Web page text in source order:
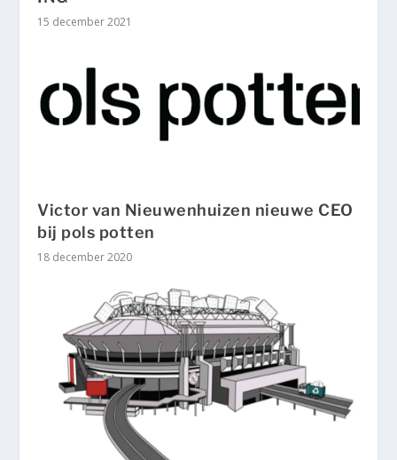
15 december 2021
Victor van Nieuwenhuizen nieuwe CEO
bij pols potten
18 december 2020